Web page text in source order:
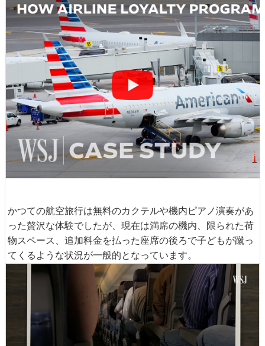
かつての航空旅行は無料のカクテルや機内ピアノ演奏があ
った贅沢な体験でしたが、現在は満席の機内、限られた荷
物スペース、追加料金を払った座席の後ろで子どもが蹴っ
てくるような状況が一般的となっています。